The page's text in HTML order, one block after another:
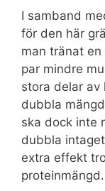
I samband
för den här
man tränat
par mindre
stora delar av
dubbla
ska dock inte
dubbla
extra effekt
proteinmängd.